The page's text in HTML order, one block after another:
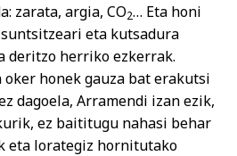
zarata, argia, CO2… Eta honi
eta kutsadura
deritzo herriko ezkerrak.
honek gauza bat erakutsi
dagoela, Arramendi izan ezik,
ez baititugu nahasi behar
eta lorategiz hornitutako